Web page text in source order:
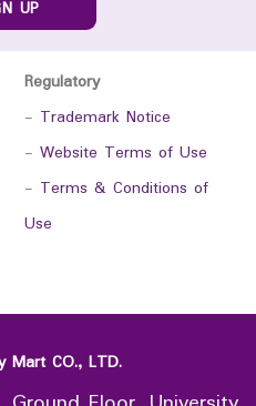
UP
Regulatory
- Trademark Notice
- Website Terms of Use
- Terms & Conditions of
Use
Mart CO., LTD.